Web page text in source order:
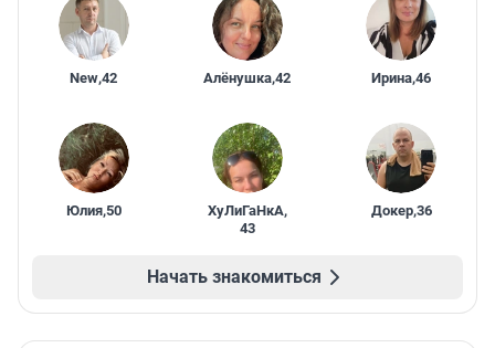
New,42 Алёнушка,42 Ирина,46
Юлия,50 ХуЛиГаНкА,
43
Докер,36
Начать знакомиться